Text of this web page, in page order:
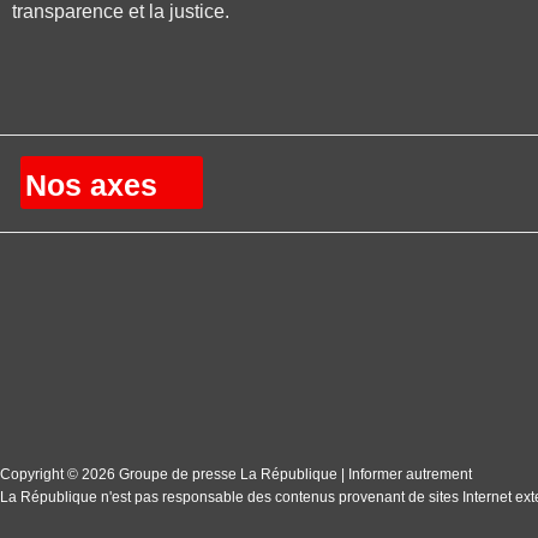
transparence et la justice.
Nos axes
Copyright © 2026 Groupe de presse La République | Informer autrement
La République n'est pas responsable des contenus provenant de sites Internet